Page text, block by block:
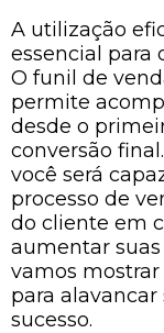
A utilização
essencial para
O funil de
permite
desde o
conversão
você será
processo de
do cliente em
aumentar suas
vamos
para alavancar
sucesso.